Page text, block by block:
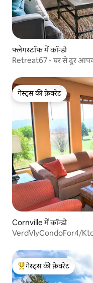
फ्लेगस्टॉफ में कॉन्डो
Retreat67 - घर से दूर
गेस्ट्स की फ़ेवरेट
गेस्ट्स की फ़ेवरेट
Cornville में कॉन्डो
VerdVlyCondoFor4/
गेस्ट्स का टॉप फ़ेवरेट
गेस्ट्स की फ़ेवरेट